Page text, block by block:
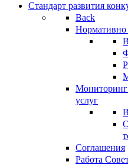
Стандарт развития
Back
Нормативно
Мониторинг
услуг
Соглашения
Работа